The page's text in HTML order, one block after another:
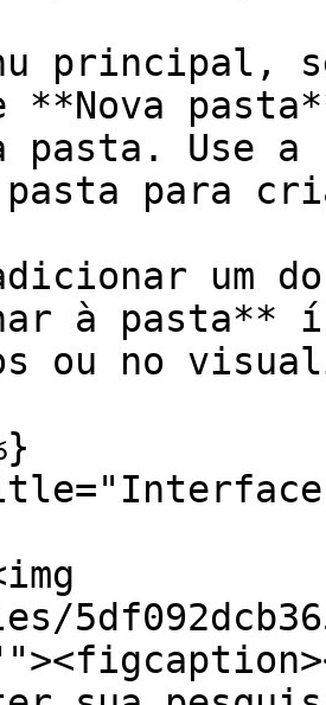
principal,
**Nova
pasta. Use a
para
um
à pasta**
ou no